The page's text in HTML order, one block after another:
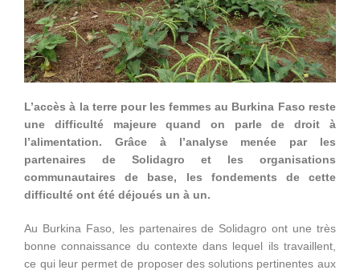
L’accès à la terre pour les femmes au Burkina Faso reste
une difficulté majeure quand on parle de droit à
l’alimentation. Grâce à l’analyse menée par les
partenaires de Solidagro et les organisations
communautaires de base, les fondements de cette
difficulté ont été déjoués un à un.
Au Burkina Faso, les partenaires de Solidagro ont une très
bonne connaissance du contexte dans lequel ils travaillent,
ce qui leur permet de proposer des solutions pertinentes aux